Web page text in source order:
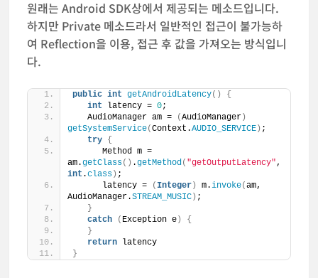
원래는 Android SDK상에서 제공되는 메소드입니다.
하지만 Private 메소드라서 일반적인 접근이 불가능하
여 Reflection을 이용, 접근 후 값을 가져오는 방식입니
다.
public int getAndroidLatency()
{
int latency = 0;
   AudioManager am =
(AudioManager )
getSystemService(Context.AUDIO_SERVICE ) ;
try {
      Method m =
am.getClass() .getMethod( "getOutputLatency"
int .class ) ;
      latency =
( Integer ) m.invoke(am,
AudioManager.STREAM_MUSIC ) ;
}
catch
( Exception e )
{
}
return latency
}